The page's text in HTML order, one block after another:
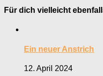
Für dich vielleicht
Ein neuer Anstrich
12. April 2024